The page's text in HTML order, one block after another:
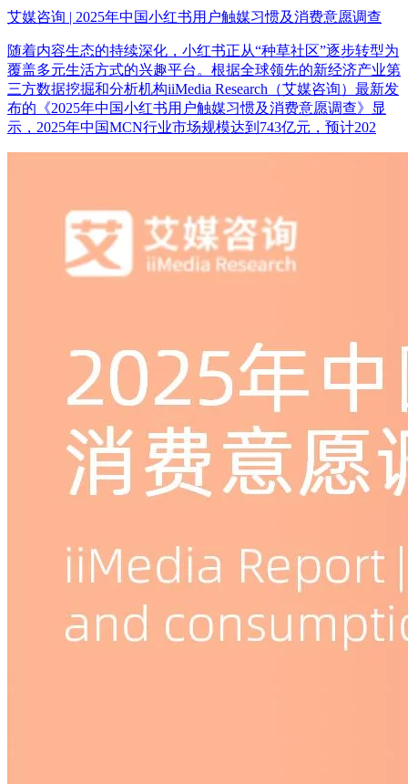
艾媒咨询 | 2025年中国小红书用户触媒习惯及消费意愿调查
随着内容生态的持续深化，小红书正从“种草社区”逐步转型为
覆盖多元生活方式的兴趣平台。根据全球领先的新经济产业第
三方数据挖掘和分析机构iiMedia Research（艾媒咨询）最新发
布的《2025年中国小红书用户触媒习惯及消费意愿调查》显
示，2025年中国MCN行业市场规模达到743亿元，预计202